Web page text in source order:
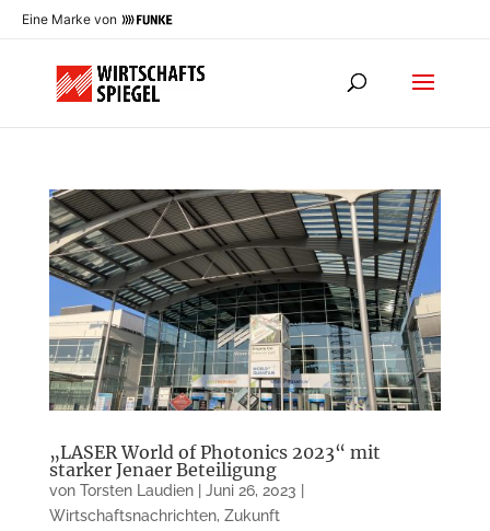
Eine Marke von
„LASER World of Photonics 2023“ mit
starker Jenaer Beteiligung
von Torsten Laudien| Juni 26, 2023 |
Wirtschaftsnachrichten, Zukunft